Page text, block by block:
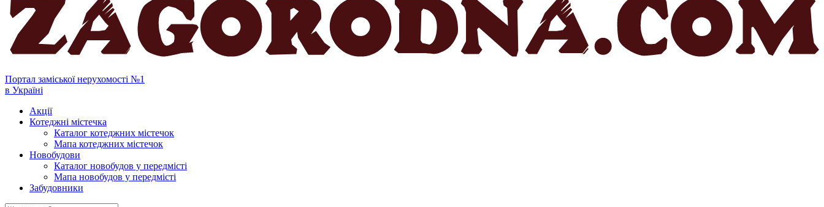
Портал заміської нерухомості №1
в Україні
Акції
Котеджні містечка
Каталог котеджних містечок
Мапа котеджних містечок
Новобудови
Каталог новобудов у передмісті
Мапа новобудов у передмісті
Забудовники